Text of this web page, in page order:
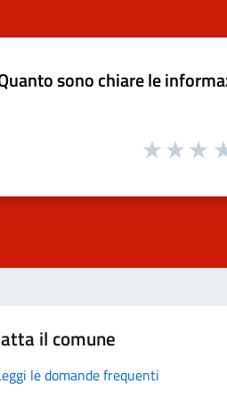
sono chiare le
il comune
le domande frequenti